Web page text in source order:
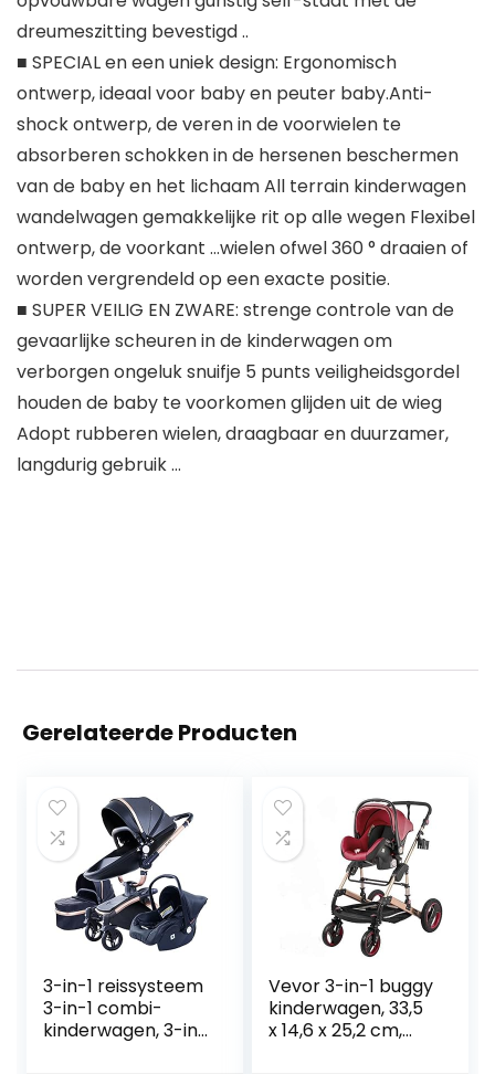
dreumeszitting bevestigd ..
■ SPECIAL en een uniek design: Ergonomisch
ontwerp, ideaal voor baby en peuter baby.Anti-
shock ontwerp, de veren in de voorwielen te
absorberen schokken in de hersenen beschermen
van de baby en het lichaam All terrain kinderwagen
wandelwagen gemakkelijke rit op alle wegen Flexibel
ontwerp, de voorkant …wielen ofwel 360 ° draaien of
worden vergrendeld op een exacte positie.
■ SUPER VEILIG EN ZWARE: strenge controle van de
gevaarlijke scheuren in de kinderwagen om
verborgen ongeluk snuifje 5 punts veiligheidsgordel
houden de baby te voorkomen glijden uit de wieg
Adopt rubberen wielen, draagbaar en duurzamer,
langdurig gebruik …
Gerelateerde Producten
3-in-1 reissysteem
3-in-1 combi-
kinderwagen, 3-in-
Vevor 3-in-1 buggy
kinderwagen, 33,5
x 14,6 x 25,2 cm,